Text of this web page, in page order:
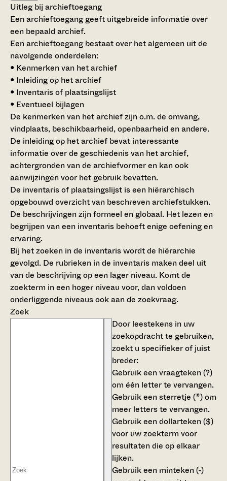
Uitleg bij archieftoegang
Een archieftoegang geeft uitgebreide informatie over
een bepaald archief.
Een archieftoegang bestaat over het algemeen uit de
navolgende onderdelen:
• Kenmerken van het archief
• Inleiding op het archief
• Inventaris of plaatsingslijst
• Eventueel bijlagen
De kenmerken van het archief zijn o.m. de omvang,
vindplaats, beschikbaarheid, openbaarheid en andere.
De inleiding op het archief bevat interessante
informatie over de geschiedenis van het archief,
achtergronden van de archiefvormer en kan ook
aanwijzingen voor het gebruik bevatten.
De inventaris of plaatsingslijst is een hiërarchisch
opgebouwd overzicht van beschreven archiefstukken.
De beschrijvingen zijn formeel en globaal. Het lezen en
begrijpen van een inventaris behoeft enige oefening en
ervaring.
Bij het zoeken in de inventaris wordt de hiërarchie
gevolgd. De rubrieken in de inventaris maken deel uit
van de beschrijving op een lager niveau. Komt de
zoekterm in een hoger niveau voor, dan voldoen
onderliggende niveaus ook aan de zoekvraag.
Zoek
Door leestekens in uw
zoekopdracht te gebruiken,
zoekt u specifieker of juist
breder:
Gebruik eenvraagteken (?)
om één letter te vervangen.
Gebruik eensterretje (*)om
meer letters te vervangen.
Gebruik eendollarteken ($)
voor uw zoekterm voor
resultaten die op elkaar
lijken.
Gebruik een minteken (-)